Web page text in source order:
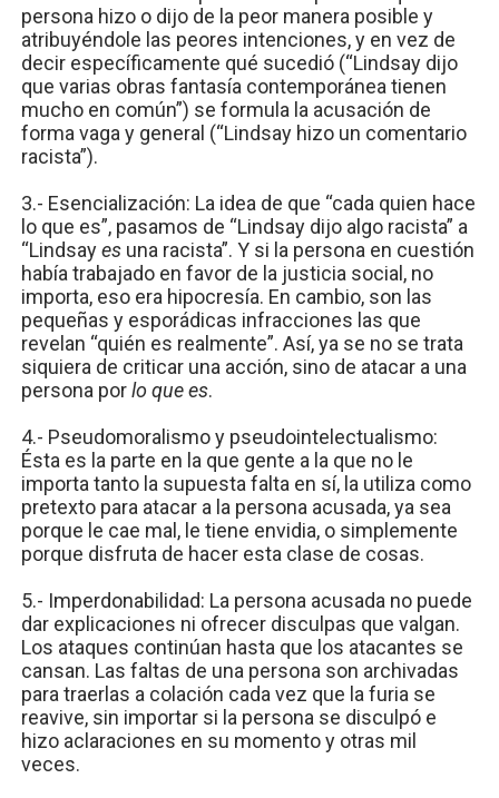
persona hizo o dijo de la peor manera posible y
atribuyéndole las peores intenciones, y en vez de
decir específicamente qué sucedió (“Lindsay dijo
que varias obras fantasía contemporánea tienen
mucho en común”) se formula la acusación de
forma vaga y general (“Lindsay hizo un comentario
racista”).
3.- Esencialización: La idea de que “cada quien hace
lo que es”, pasamos de “Lindsay dijo algo racista” a
“Lindsayesuna racista”. Y si la persona en cuestión
había trabajado en favor de la justicia social, no
importa, eso era hipocresía. En cambio, son las
pequeñas y esporádicas infracciones las que
revelan “quién es realmente”. Así, ya se no se trata
siquiera de criticar una acción, sino de atacar a una
persona porlo que es.
4.- Pseudomoralismo y pseudointelectualismo:
Ésta es la parte en la que gente a la que no le
importa tanto la supuesta falta en sí, la utiliza como
pretexto para atacar a la persona acusada, ya sea
porque le cae mal, le tiene envidia, o simplemente
porque disfruta de hacer esta clase de cosas.
5.- Imperdonabilidad: La persona acusada no puede
dar explicaciones ni ofrecer disculpas que valgan.
Los ataques continúan hasta que los atacantes se
cansan. Las faltas de una persona son archivadas
para traerlas a colación cada vez que la furia se
reavive, sin importar si la persona se disculpó e
hizo aclaraciones en su momento y otras mil
veces.